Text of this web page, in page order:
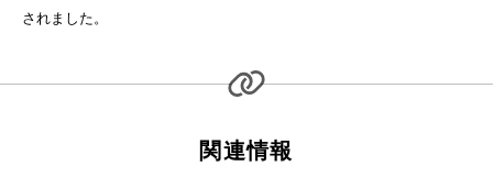
されました。
関連情報